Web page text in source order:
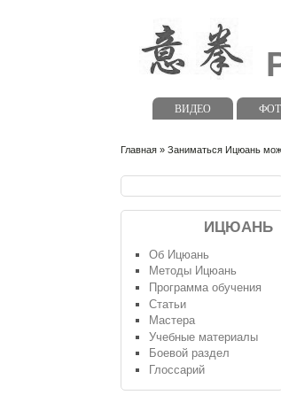
ВИДЕО
Главная »Заниматься Ицюань
ИЦЮАНЬ
Об Ицюань
Методы Ицюань
Программа обучения
Статьи
Мастера
Учебные материалы
Боевой раздел
Глоссарий